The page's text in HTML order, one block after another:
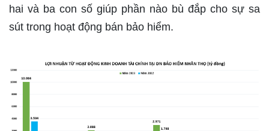
hai và ba con số giúp phần nào bù đắp cho sự sa
sút trong hoạt động bán bảo hiểm.